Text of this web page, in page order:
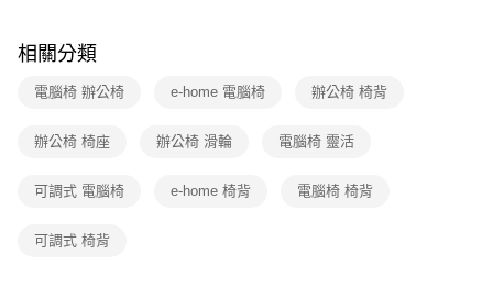
相關分類
電腦椅 辦公椅 e-home 電腦椅 辦公椅 椅背
辦公椅 椅座 辦公椅 滑輪 電腦椅 靈活
可調式 電腦椅 e-home 椅背 電腦椅 椅背
可調式 椅背